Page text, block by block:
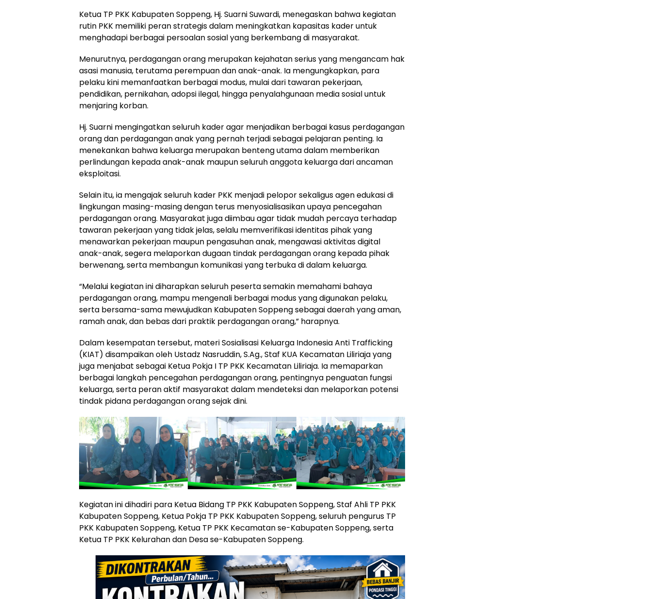
Ketua TP PKK Kabupaten Soppeng, Hj. Suarni Suwardi, menegaskan bahwa kegiatan
rutin PKK memiliki peran strategis dalam meningkatkan kapasitas kader untuk
menghadapi berbagai persoalan sosial yang berkembang di masyarakat.
Menurutnya, perdagangan orang merupakan kejahatan serius yang mengancam hak
asasi manusia, terutama perempuan dan anak-anak. Ia mengungkapkan, para
pelaku kini memanfaatkan berbagai modus, mulai dari tawaran pekerjaan,
pendidikan, pernikahan, adopsi ilegal, hingga penyalahgunaan media sosial untuk
menjaring korban.
Hj. Suarni mengingatkan seluruh kader agar menjadikan berbagai kasus perdagangan
orang dan perdagangan anak yang pernah terjadi sebagai pelajaran penting. Ia
menekankan bahwa keluarga merupakan benteng utama dalam memberikan
perlindungan kepada anak-anak maupun seluruh anggota keluarga dari ancaman
eksploitasi.
Selain itu, ia mengajak seluruh kader PKK menjadi pelopor sekaligus agen edukasi di
lingkungan masing-masing dengan terus menyosialisasikan upaya pencegahan
perdagangan orang. Masyarakat juga diimbau agar tidak mudah percaya terhadap
tawaran pekerjaan yang tidak jelas, selalu memverifikasi identitas pihak yang
menawarkan pekerjaan maupun pengasuhan anak, mengawasi aktivitas digital
anak-anak, segera melaporkan dugaan tindak perdagangan orang kepada pihak
berwenang, serta membangun komunikasi yang terbuka di dalam keluarga.
“Melalui kegiatan ini diharapkan seluruh peserta semakin memahami bahaya
perdagangan orang, mampu mengenali berbagai modus yang digunakan pelaku,
serta bersama-sama mewujudkan Kabupaten Soppeng sebagai daerah yang aman,
ramah anak, dan bebas dari praktik perdagangan orang,” harapnya.
Dalam kesempatan tersebut, materi Sosialisasi Keluarga Indonesia Anti Trafficking
(KIAT) disampaikan oleh Ustadz Nasruddin, S.Ag., Staf KUA Kecamatan Liliriaja yang
juga menjabat sebagai Ketua Pokja I TP PKK Kecamatan Liliriaja. Ia memaparkan
berbagai langkah pencegahan perdagangan orang, pentingnya penguatan fungsi
keluarga, serta peran aktif masyarakat dalam mendeteksi dan melaporkan potensi
tindak pidana perdagangan orang sejak dini.
Kegiatan ini dihadiri para Ketua Bidang TP PKK Kabupaten Soppeng, Staf Ahli TP PKK
Kabupaten Soppeng, Ketua Pokja TP PKK Kabupaten Soppeng, seluruh pengurus TP
PKK Kabupaten Soppeng, Ketua TP PKK Kecamatan se-Kabupaten Soppeng, serta
Ketua TP PKK Kelurahan dan Desa se-Kabupaten Soppeng.